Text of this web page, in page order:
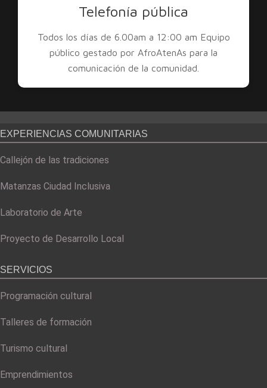
Telefonía pública
Todos los días de 6.00am a 12:00 am Equipo
público gestado por AfroAtenAs para la
comunicación de la comunidad.
EXPERIENCIAS COMUNITARIAS
Callejón de las tradiciones
Matanzas Ciudad Inclusiva
Laboratorio de Arte
Proyecto de Desarrollo Local
SERVICIOS
Programación cultural
Talleres de formación
Turismo cultural
Emprendimientos